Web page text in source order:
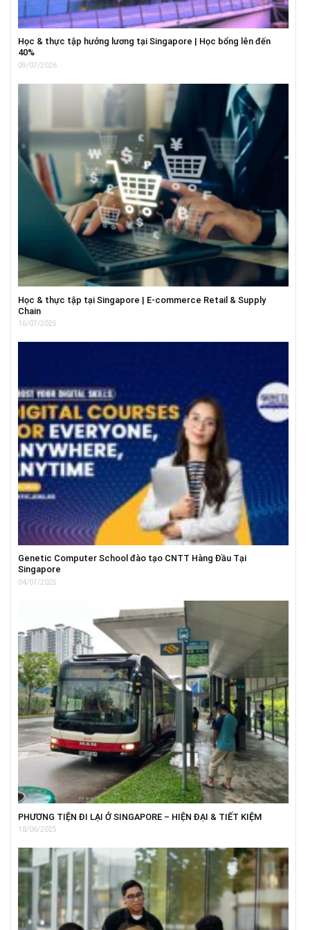
Học & thực tập hưởng lương tại Singapore | Học bổng lên đến
40%
09/07/2026
Học & thực tập tại Singapore | E-commerce Retail & Supply
Chain
16/07/2025
Genetic Computer School đào tạo CNTT Hàng Đầu Tại
Singapore
04/07/2025
PHƯƠNG TIỆN ĐI LẠI Ở SINGAPORE – HIỆN ĐẠI & TIẾT KIỆM
18/06/2025